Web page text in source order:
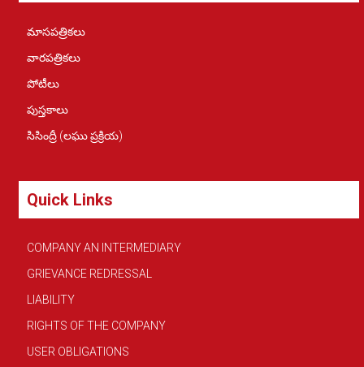
మాసపత్రికలు
వారపత్రికలు
పోటీలు
పుస్తకాలు
సిసింద్రీ (లఘు ప్రక్రియ)
Quick Links
COMPANY AN INTERMEDIARY
GRIEVANCE REDRESSAL
LIABILITY
RIGHTS OF THE COMPANY
USER OBLIGATIONS